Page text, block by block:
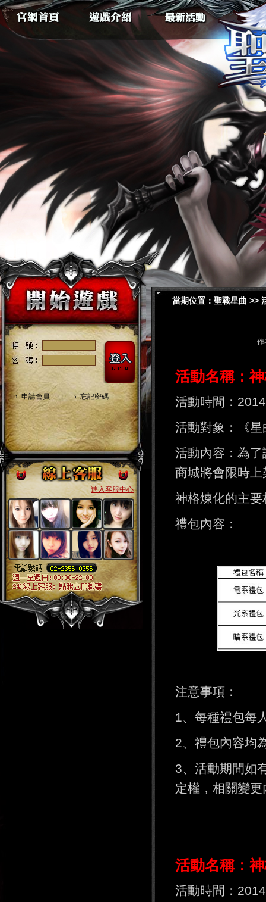
›申請會員 | ›忘記密碼
進入客服中心
當期位置： 聖戰星曲 >>
作
活動名稱：
活動時間：
活動對象：《
活動內容：為
商城將會限時
神格煉化的主
禮包內容：
注意事項：
1、每種禮包每
2、禮包內容均
3、活動期間如
定權，相關變
活動名稱：
活動時間：